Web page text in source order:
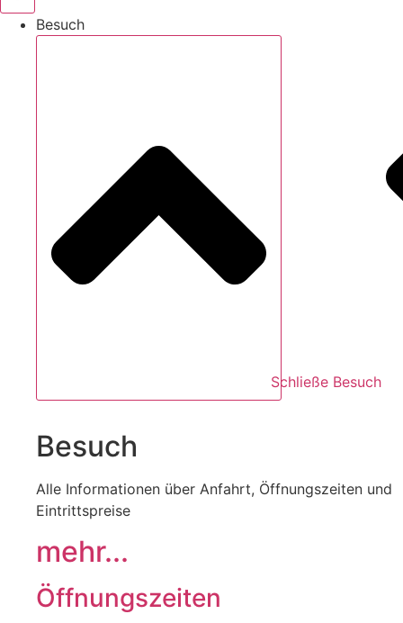
Besuch
Schließe Besuch
Besuch
Alle Informationen über Anfahrt, Öffnungszeiten und
Eintrittspreise
mehr...
Öffnungszeiten